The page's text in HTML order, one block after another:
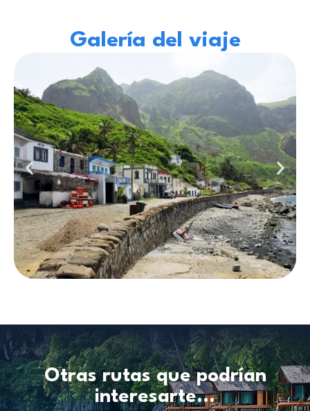
Galería del viaje
Otras rutas que podrían
interesarte...